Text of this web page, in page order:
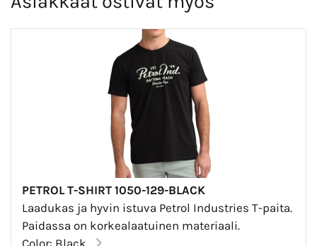
PETROL T-SHIRT 1050-129-BLACK
Laadukas ja hyvin istuva Petrol Industries T-paita.
Paidassa on korkealaatuinen materiaali.
Color: Black...